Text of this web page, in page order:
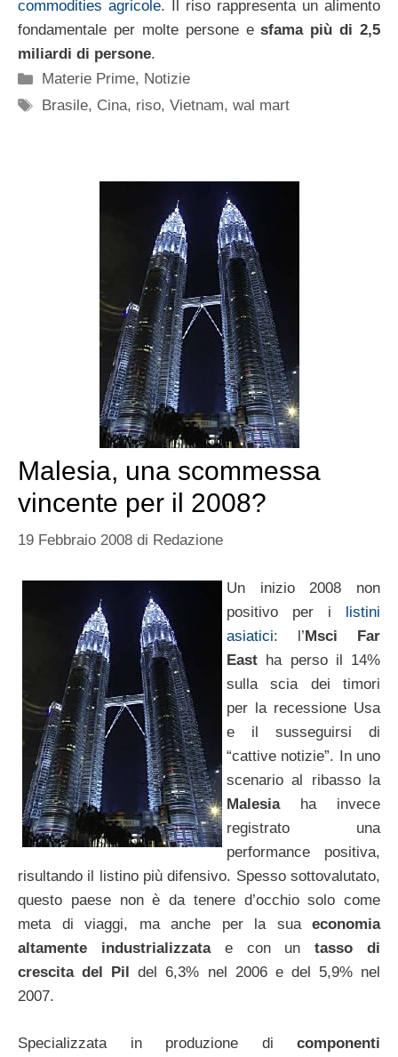
commodities agricole. Il riso rappresenta un alimento
fondamentale per molte persone esfama più di 2,5
miliardi di persone.
Categorie
Materie Prime, Notizie
Tag
Brasile, Cina, riso,Vietnam,wal mart
Malesia, una scommessa
vincente per il 2008?
19 Febbraio 2008 di Redazione
Un inizio 2008 non
positivo per i
listini
asiatici: l’ Msci Far
East ha perso il 14%
sulla scia dei timori
per la recessione Usa
e il susseguirsi di
“cattive notizie”. In uno
scenario al ribasso la
Malesiaha invece
registrato una
performance positiva,
risultando il listino più difensivo. Spesso sottovalutato,
questo paese non è da tenere d’occhio solo come
meta di viaggi, ma anche per la suaeconomia
altamente industrializzata e con untasso di
crescita del Pil
del 6,3% nel 2006 e del 5,9% nel
2007.
Specializzata in produzione di componenti